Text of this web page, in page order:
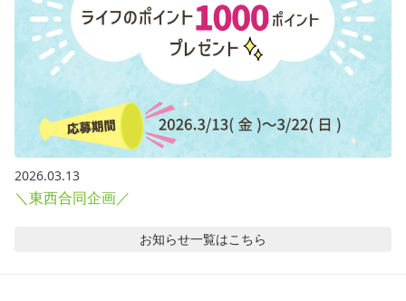
2026.03.13
＼東西合同企画／
お知らせ一覧はこちら